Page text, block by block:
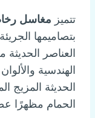
تتميز مغاسل
بتصاميمها
العناصر
الهندسية
الحديثة المزيج
الحمام مظهرًا